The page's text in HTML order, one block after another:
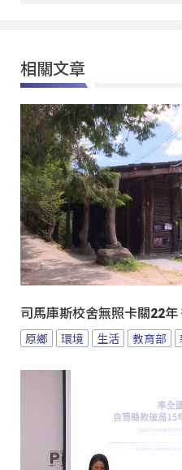
相關文章
司馬庫斯校舍無照卡關22
原鄉 環境 生活 教育部